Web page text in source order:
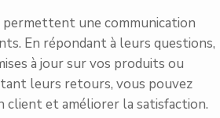
permettent une communication
En répondant à leurs questions,
à jour sur vos produits ou
leurs retours, vous pouvez
client et améliorer la satisfaction.